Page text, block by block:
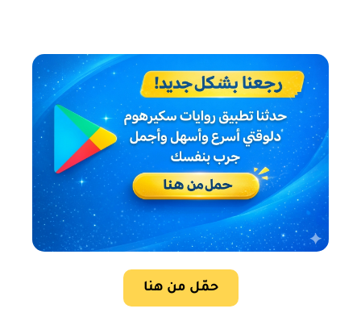
حمّل من هنا